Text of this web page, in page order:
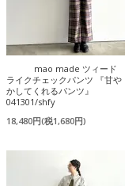
mao made ツィード
ライクチェックパンツ 『甘や
かしてくれるパンツ』
041301/shfy
18,480円(税1,680円)